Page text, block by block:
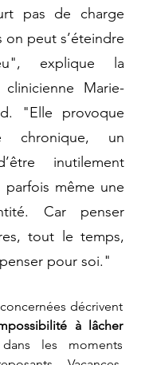
pas de charge
on peut s’éteindre
explique la
clinicienne Marie-
"Elle provoque
chronique, un
inutilement
parfois même une
Car penser
tout le temps,
pour soi."
décrivent
à lâcher
les moments